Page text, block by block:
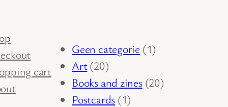
cart
Geen categorie 11
Art 2020
producten
Books and zines 2020
Postcards 11